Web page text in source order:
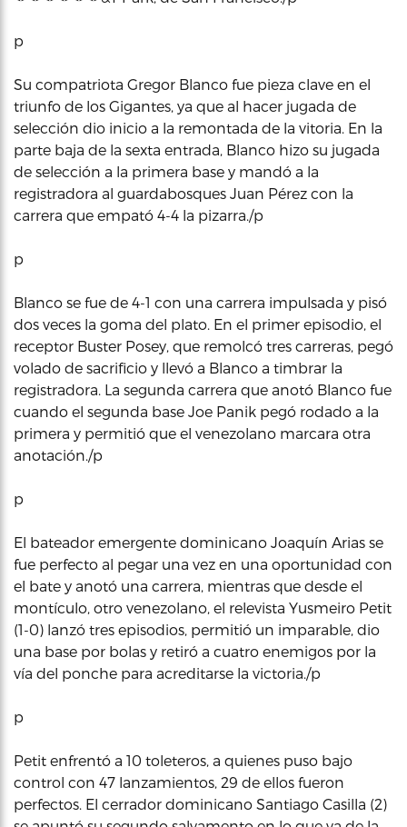
p
Su compatriota Gregor Blanco fue pieza clave en el
triunfo de los Gigantes, ya que al hacer jugada de
selección dio inicio a la remontada de la vitoria. En la
parte baja de la sexta entrada, Blanco hizo su jugada
de selección a la primera base y mandó a la
registradora al guardabosques Juan Pérez con la
carrera que empató 4-4 la pizarra./p
p
Blanco se fue de 4-1 con una carrera impulsada y pisó
dos veces la goma del plato. En el primer episodio, el
receptor Buster Posey, que remolcó tres carreras, pegó
volado de sacrificio y llevó a Blanco a timbrar la
registradora. La segunda carrera que anotó Blanco fue
cuando el segunda base Joe Panik pegó rodado a la
primera y permitió que el venezolano marcara otra
anotación./p
p
El bateador emergente dominicano Joaquín Arias se
fue perfecto al pegar una vez en una oportunidad con
el bate y anotó una carrera, mientras que desde el
montículo, otro venezolano, el relevista Yusmeiro Petit
(1-0) lanzó tres episodios, permitió un imparable, dio
una base por bolas y retiró a cuatro enemigos por la
vía del ponche para acreditarse la victoria./p
p
Petit enfrentó a 10 toleteros, a quienes puso bajo
control con 47 lanzamientos, 29 de ellos fueron
perfectos. El cerrador dominicano Santiago Casilla (2)